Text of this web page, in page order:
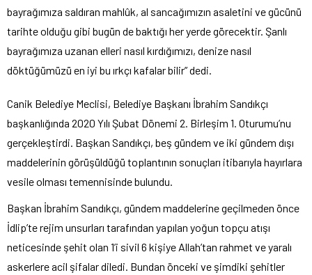
bayrağımıza saldıran mahlûk, al sancağımızın asaletini ve gücünü
tarihte olduğu gibi bugün de baktığı her yerde görecektir. Şanlı
bayrağımıza uzanan elleri nasıl kırdığımızı, denize nasıl
döktüğümüzü en iyi bu ırkçı kafalar bilir” dedi.
Canik Belediye Meclisi, Belediye Başkanı İbrahim Sandıkçı
başkanlığında 2020 Yılı Şubat Dönemi 2. Birleşim 1. Oturumu’nu
gerçekleştirdi. Başkan Sandıkçı, beş gündem ve iki gündem dışı
maddelerinin görüşüldüğü toplantının sonuçları itibarıyla hayırlara
vesile olması temennisinde bulundu.
Başkan İbrahim Sandıkçı, gündem maddelerine geçilmeden önce
İdlip’te rejim unsurları tarafından yapılan yoğun topçu atışı
neticesinde şehit olan 1’i sivil 6 kişiye Allah’tan rahmet ve yaralı
askerlere acil şifalar diledi. Bundan önceki ve şimdiki şehitler